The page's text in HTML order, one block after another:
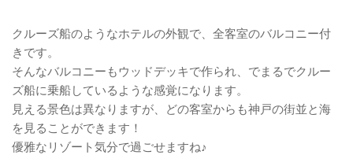
クルーズ船のようなホテルの外観で、全客室のバルコニー付
きです。
そんなバルコニーもウッドデッキで作られ、でまるでクルー
ズ船に乗船しているような感覚になります。
見える景色は異なりますが、どの客室からも神戸の街並と海
を見ることができます！
優雅なリゾート気分で過ごせますね♪